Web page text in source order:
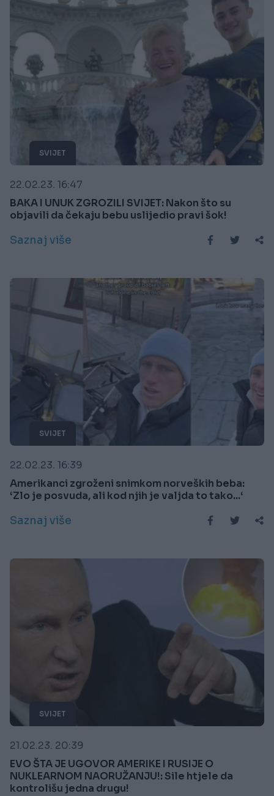
SVIJET
22.02.23. 16:47
BAKA I UNUK ZGROZILI SVIJET: Nakon što su
objavili da čekaju bebu uslijedio pravi šok!
Saznaj više
SVIJET
22.02.23. 16:39
Amerikanci zgroženi snimkom norveških beba:
‘Zlo je posvuda, ali kod njih je valjda to tako...‘
Saznaj više
SVIJET
21.02.23. 20:39
EVO ŠTA JE UGOVOR AMERIKE I RUSIJE O
NUKLEARNOM NAORUŽANJU!: Sile htjele da
kontrolišu jedna drugu!